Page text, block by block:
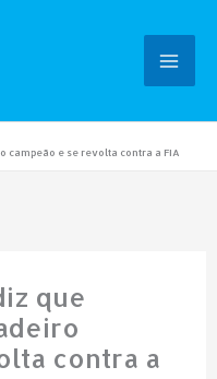
campeão e se revolta contra a FIA
que
contra a